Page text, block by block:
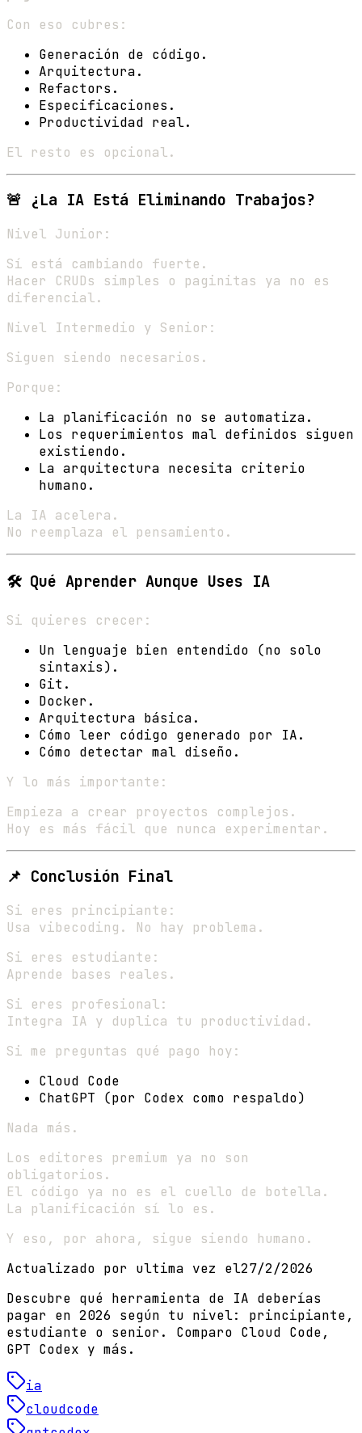
Con eso cubres:
Generación de código.
Arquitectura.
Refactors.
Especificaciones.
Productividad real.
El resto es opcional.
🚨 ¿La IA Está Eliminando Trabajos?
Nivel Junior:
Sí está cambiando fuerte.
Hacer CRUDs simples o paginitas ya no es
diferencial.
Nivel Intermedio y Senior:
Siguen siendo necesarios.
Porque:
La planificación no se automatiza.
Los requerimientos mal definidos siguen
existiendo.
La arquitectura necesita criterio
humano.
La IA acelera.
No reemplaza el pensamiento.
🛠 Qué Aprender Aunque Uses IA
Si quieres crecer:
Un lenguaje bien entendido (no solo
sintaxis).
Git.
Docker.
Arquitectura básica.
Cómo leer código generado por IA.
Cómo detectar mal diseño.
Y lo más importante:
Empieza a crear proyectos complejos.
Hoy es más fácil que nunca experimentar.
📌 Conclusión Final
Si eres principiante:
Usa vibecoding. No hay problema.
Si eres estudiante:
Aprende bases reales.
Si eres profesional:
Integra IA y duplica tu productividad.
Si me preguntas qué pago hoy:
Cloud Code
ChatGPT (por Codex como respaldo)
Nada más.
Los editores premium ya no son
obligatorios.
El código ya no es el cuello de botella.
La planificación sí lo es.
Y eso, por ahora, sigue siendo humano.
Actualizado por ultima vez el27/2/2026
Descubre qué herramienta de IA deberías
pagar en 2026 según tu nivel: principiante,
estudiante o senior. Comparo Cloud Code,
GPT Codex y más.
ia
cloudcode